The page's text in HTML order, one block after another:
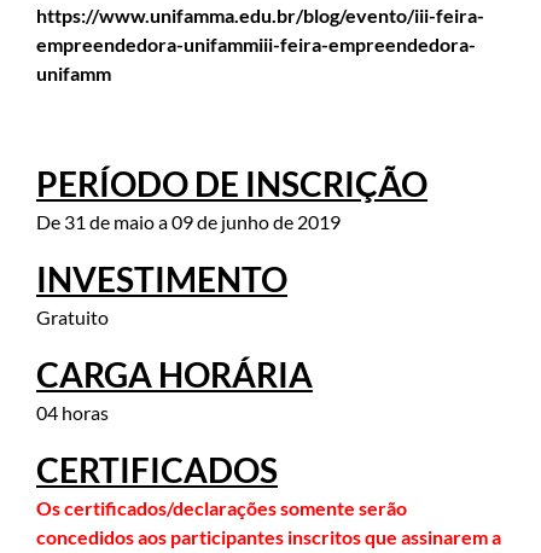
https://www.unifamma.edu.br/blog/evento/iii-feira-
empreendedora-unifammiii-feira-empreendedora-
unifamm
PERÍODO DE INSCRIÇÃO
De 31 de maio a 09 de junho de 2019
INVESTIMENTO
Gratuito
CARGA HORÁRIA
04 horas
CERTIFICADOS
Os certificados/declarações somente serão
concedidos aos participantes inscritos que assinarem a